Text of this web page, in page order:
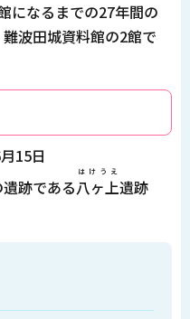
になるまでの27年間の
波田城資料館の2館で
15日
跡である八ヶ上
はけうえ
遺跡